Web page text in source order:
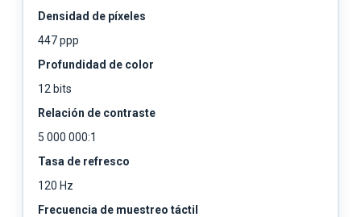
Densidad de píxeles
447 ppp
Profundidad de color
12 bits
Relación de contraste
5 000 000:1
Tasa de refresco
120 Hz
Frecuencia de muestreo táctil